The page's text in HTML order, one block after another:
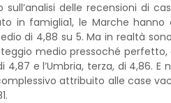
sull’analisi delle recensioni di
in famiglia1, le Marche
di 4,88 su 5. Ma in realtà
medio pressoché
e l’Umbria, terza, di 4,86. E
attribuito alle case